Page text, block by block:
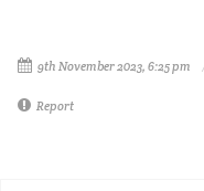
9th November 2023, 6:25 pm
Report